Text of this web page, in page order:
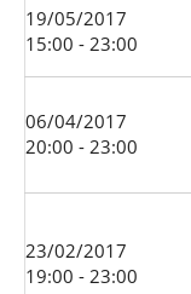
19/05/2017
15:00 - 23:00
06/04/2017
20:00 - 23:00
23/02/2017
19:00 - 23:00